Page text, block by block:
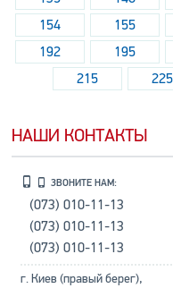
154
155
192
195
215
225
НАШИ КОНТАКТЫ
ЗВОНИТЕ НАМ:
(073) 010-11-13
(073) 010-11-13
(073) 010-11-13
г. Киев (правый берег),